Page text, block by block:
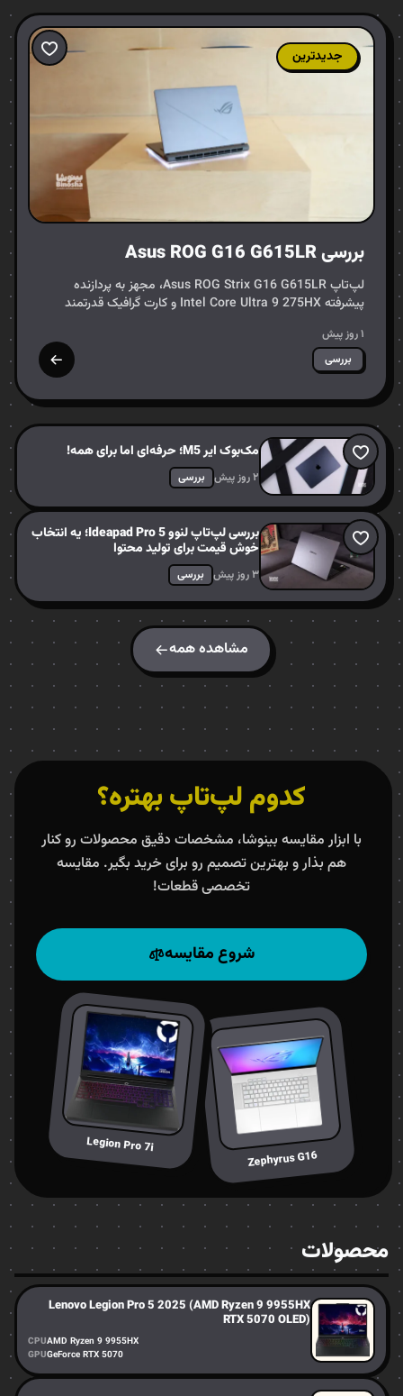
جدیدترین
بررسی Asus ROG G16 G615LR
لپ‌تاپ Asus ROG Strix G16 G615LR، مجهز به پردازنده
پیشرفته Intel Core Ultra 9 275HX و کارت گرافیک قدرتمند
عرصه…۱ روز پیش
بررسی
مک‌بوک ایر M5؛ حرفه‌ای اما برای همه!
۲ روز پیش بررسی
بررسی لپ‌تاپ لنوو Ideapad Pro 5؛ یه انتخاب
خوش قیمت برای تولید محتوا
۳ روز پیش بررسی
مشاهده همه
کدوم لپ‌تاپ بهتره؟
با ابزار مقایسه بینوشا، مشخصات دقیق محصولات رو کنار
هم بذار و بهترین تصمیم رو برای خرید بگیر. مقایسه
تخصصی قطعات!
شروع مقایسه
Zephyrus G16
Legion Pro 7i
محصولات
Lenovo Legion Pro 5 2025 (AMD Ryzen 9 9955HX
RTX 5070 OLED)
CPUAMD Ryzen 9 9955HX
GPUGeForce RTX 5070